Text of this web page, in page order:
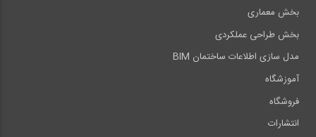
بخش معماری
بخش طراحی عملکردی
مدل سازی اطلاعات ساختمان BIM
آموزشگاه
فروشگاه
انتشارات